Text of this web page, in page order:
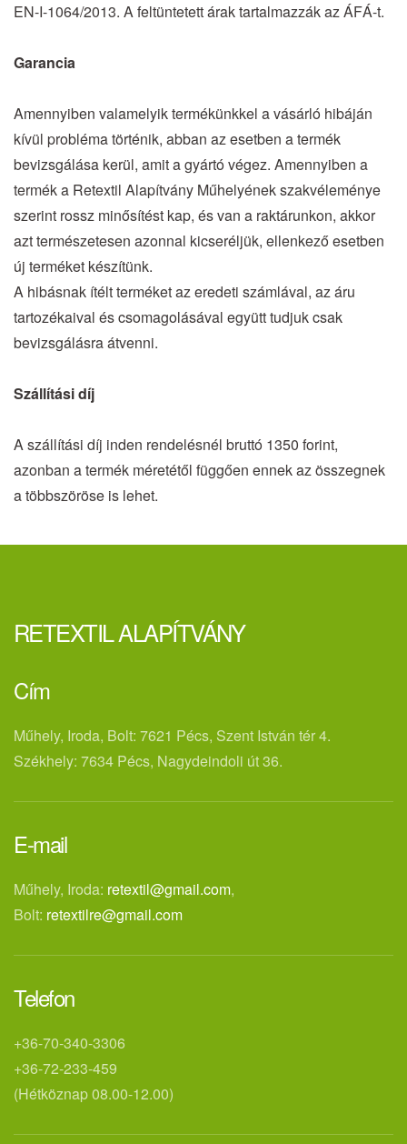
EN-I-1064/2013. A feltüntetett árak tartalmazzák az ÁFÁ-t.
Garancia
Amennyiben valamelyik termékünkkel a vásárló hibáján
kívül probléma történik, abban az esetben a termék
bevizsgálása kerül, amit a gyártó végez. Amennyiben a
termék a Retextil Alapítvány Műhelyének szakvéleménye
szerint rossz minősítést kap, és van a raktárunkon, akkor
azt természetesen azonnal kicseréljük, ellenkező esetben
új terméket készítünk.
A hibásnak ítélt terméket az eredeti számlával, az áru
tartozékaival és csomagolásával együtt tudjuk csak
bevizsgálásra átvenni.
Szállítási díj
A szállítási díj inden rendelésnél bruttó 1350 forint,
azonban a termék méretétől függően ennek az összegnek
a többszöröse is lehet.
RETEXTIL ALAPÍTVÁNY
Cím
Műhely, Iroda, Bolt: 7621 Pécs, Szent István tér 4.
Székhely: 7634 Pécs, Nagydeindoli út 36.
E-mail
Műhely, Iroda: retextil@gmail.com,
Bolt: retextilre@gmail.com
Telefon
+36-70-340-3306
+36-72-233-459
(Hétköznap 08.00-12.00)